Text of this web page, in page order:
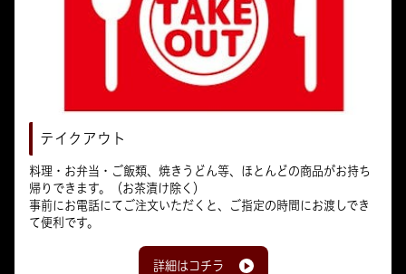
テイクアウト
料理・お弁当・ご飯類、焼きうどん等、ほとんどの商品がお持ち
帰りできます。（お茶漬け除く）
事前にお電話にてご注文いただくと、ご指定の時間にお渡しでき
て便利です。
詳細はコチラ